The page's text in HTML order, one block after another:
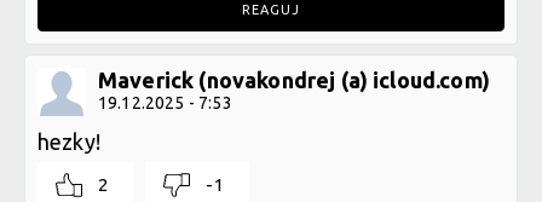
REAGUJ
Maverick (novakondrej (a) icloud.com)
19.12.2025 - 7:53
hezky!
2 -1